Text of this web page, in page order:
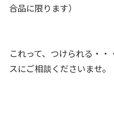
合品に限ります）
これって、つけられる・
スにご相談くださいませ。